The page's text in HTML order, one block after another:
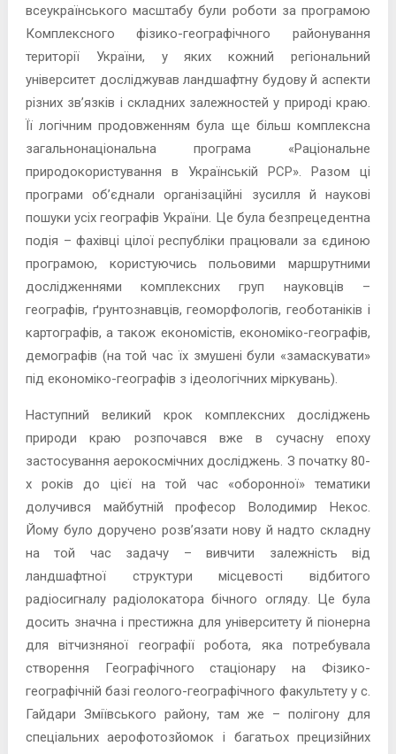
всеукраїнського масштабу були роботи за програмою
Комплексного фізико-географічного районування
території України, у яких кожний регіональний
університет досліджував ландшафтну будову й аспекти
різних зв’язків і складних залежностей у природі краю.
Її логічним продовженням була ще більш комплексна
загальнонаціональна програма «Раціональне
природокористування в Українській РСР». Разом ці
програми об’єднали організаційні зусилля й наукові
пошуки усіх географів України. Це була безпрецедентна
подія – фахівці цілої республіки працювали за єдиною
програмою, користуючись польовими маршрутними
дослідженнями комплексних груп науковців –
географів, ґрунтознавців, геоморфологів, геоботаніків і
картографів, а також економістів, економіко-географів,
демографів (на той час їх змушені були «замаскувати»
під економіко-географів з ідеологічних міркувань).
Наступний великий крок комплексних досліджень
природи краю розпочався вже в сучасну епоху
застосування аерокосмічних досліджень. З початку 80-
х років до цієї на той час «оборонної» тематики
долучився майбутній професор Володимир Некос.
Йому було доручено розв’язати нову й надто складну
на той час задачу – вивчити залежність від
ландшафтної структури місцевості відбитого
радіосигналу радіолокатора бічного огляду. Це була
досить значна і престижна для університету й піонерна
для вітчизняної географії робота, яка потребувала
створення Географічного стаціонару на Фізико-
географічній базі геолого-географічного факультету у с.
Гайдари Зміївського району, там же – полігону для
спеціальних аерофотозйомок і багатьох прецизійних